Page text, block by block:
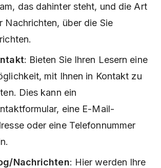
das dahinter steht, und die Art
Nachrichten, über die Sie
: Bieten Sie Ihren Lesern eine
mit Ihnen in Kontakt zu
Dies kann ein
eine E-Mail-
oder eine Telefonnummer
Nachrichten: Hier werden Ihre